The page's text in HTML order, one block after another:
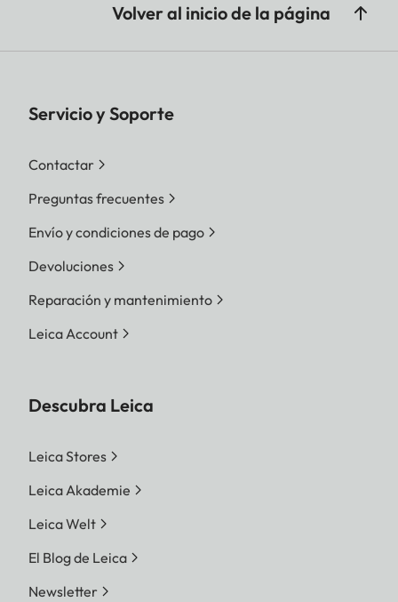
Volver al inicio de la página
Servicio y Soporte
Contactar
Preguntas frecuentes
Envío y condiciones de pago
Devoluciones
Reparación y mantenimiento
Leica Account
Descubra Leica
Leica Stores
Leica Akademie
Leica Welt
El Blog de Leica
Newsletter